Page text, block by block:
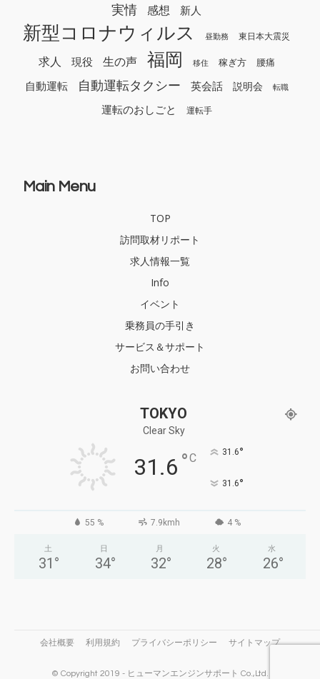
実情 感想 新人
新型コロナウィルス 昼勤務 東日本大震災
求人 現役 生の声 福岡 移住 稼ぎ方 腰痛
自動運転 自動運転タクシー 英会話 説明会 転職
運転のおしごと 運転手
Main Menu
TOP
訪問取材リポート
求人情報一覧
Info
イベント
乗務員の手引き
サービス＆サポート
お問い合わせ
TOKYO
Clear Sky
31.6 °C 31.6°
31.6°
55 % 7.9kmh 4 %
土
31 °
日
34°
月
32°
火
28°
水
26°
会社概要 利用規約 プライバシーポリシー サイトマップ
© Copyright 2019 - ヒューマンエンジンサポート Co.,Ltd.